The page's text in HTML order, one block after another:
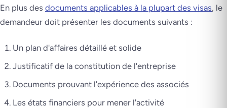
En plus des documents applicables à la plupart des visas, le
demandeur doit présenter les documents suivants :
Un plan d'affaires détaillé et solide
Justificatif de la constitution de l'entreprise
Documents prouvant l'expérience des associés
Les états financiers pour mener l'activité